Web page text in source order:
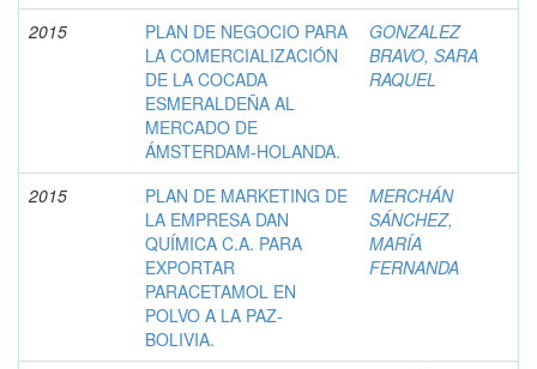
2015
PLAN DE NEGOCIO PARA
LA COMERCIALIZACIÓN
DE LA COCADA
ESMERALDEÑA AL
MERCADO DE
ÁMSTERDAM-HOLANDA.
GONZALEZ
BRAVO, SARA
RAQUEL
2015
PLAN DE MARKETING DE
LA EMPRESA DAN
QUÍMICA C.A. PARA
EXPORTAR
PARACETAMOL EN
POLVO A LA PAZ-
BOLIVIA.
MERCHÁN
SÁNCHEZ,
MARÍA
FERNANDA